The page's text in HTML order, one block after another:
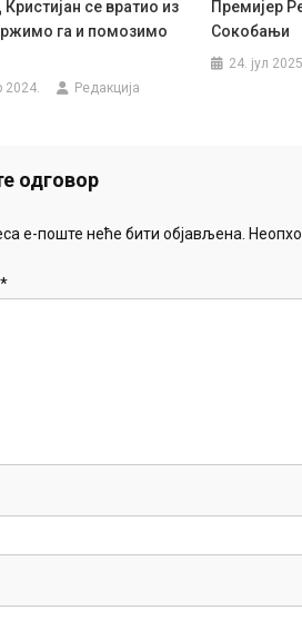
се вратио из
га и помозимо
2024. Редакција
Премијер
Сокобањи
24. јул 2025.
одговор
е-поште неће бити објављена.
*